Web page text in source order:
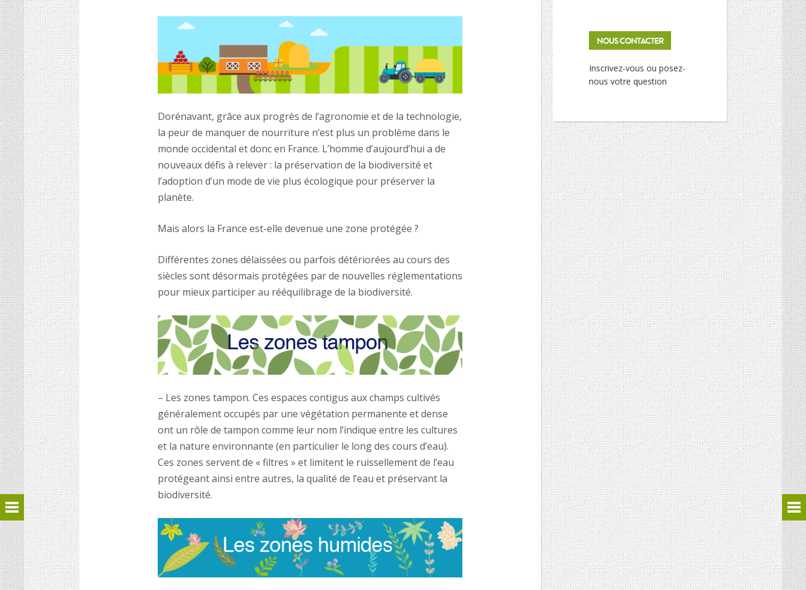
Dorénavant, grâce aux progrès de l’agronomie et de la technologie,
la peur de manquer de nourriture n’est plus un problème dans le
monde occidental et donc en France. L’homme d’aujourd’hui a de
nouveaux défis à relever : la préservation de la biodiversité et
l’adoption d’un mode de vie plus écologique pour préserver la
planète.
Mais alors la France est-elle devenue une zone protégée ?
Différentes zones délaissées ou parfois détériorées au cours des
siècles sont désormais protégées par de nouvelles réglementations
pour mieux participer au rééquilibrage de la biodiversité.
– Les zones tampon. Ces espaces contigus aux champs cultivés
généralement occupés par une végétation permanente et dense
ont un rôle de tampon comme leur nom l’indique entre les cultures
et la nature environnante (en particulier le long des cours d’eau).
Ces zones servent de « filtres » et limitent le ruissellement de l’eau
protégeant ainsi entre autres, la qualité de l’eau et préservant la
biodiversité.
NOUS CONTACTER
Inscrivez-vous ou posez-
nous votre question